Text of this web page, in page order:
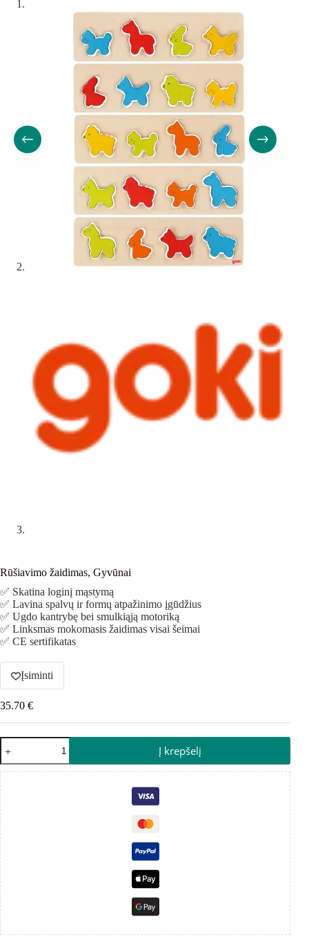
Rūšiavimo žaidimas, Gyvūnai
✅ Skatina loginį mąstymą
✅ Lavina spalvų ir formų atpažinimo įgūdžius
✅ Ugdo kantrybę bei smulkiąją motoriką
✅ Linksmas mokomasis žaidimas visai šeimai
✅ CE sertifikatas
Įsiminti
35.70 €
Į krepšelį